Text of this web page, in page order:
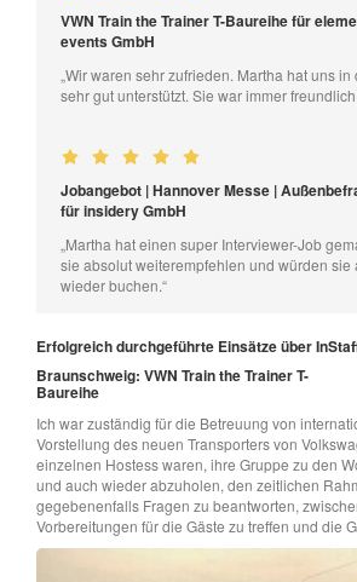
VWN Train the Trainer T-Baureihe für
events GmbH
„Wir waren sehr zufrieden. Martha hat uns
sehr gut unterstützt. Sie war immer
Jobangebot | Hannover Messe |
für insidery GmbH
„Martha hat einen super Interviewer-Job
sie absolut weiterempfehlen und würden sie
wieder buchen.“
Erfolgreich durchgeführte Einsätze über
Braunschweig: VWN Train the Trainer T-
Baureihe
Ich war zuständig für die Betreuung von
Vorstellung des neuen Transporters von
einzelnen Hostess waren, ihre Gruppe zu den
und auch wieder abzuholen, den zeitlichen
gegebenenfalls Fragen zu beantworten,
Vorbereitungen für die Gäste zu treffen und die